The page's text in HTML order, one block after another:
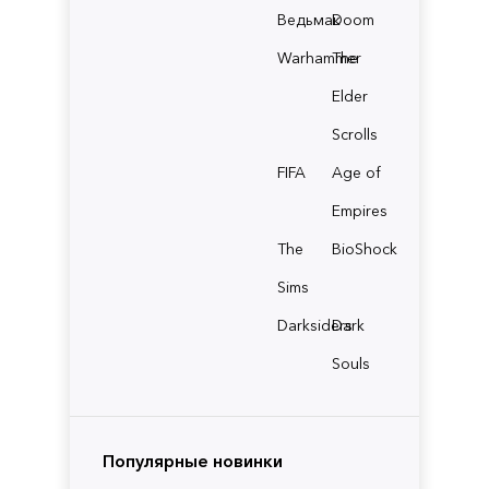
ВедьмакDoom
Warhammer
The
Elder
Scrolls
FIFA
Age of
Empires
The
Sims
BioShock
Darksiders
Dark
Souls
Популярные новинки